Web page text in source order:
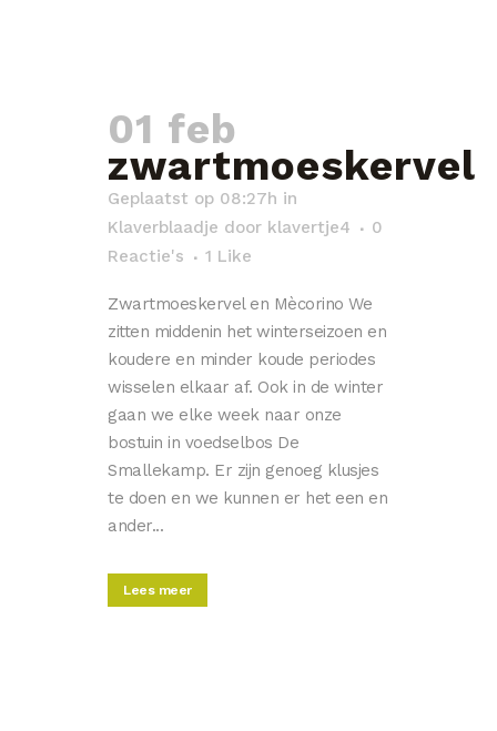
01 feb
zwartmoeskervel
Geplaatst op 08:27h in
Klaverblaadje door klavertje4
0
Reactie's
1 Like
Zwartmoeskervel en Mècorino We
zitten middenin het winterseizoen en
koudere en minder koude periodes
wisselen elkaar af. Ook in de winter
gaan we elke week naar onze
bostuin in voedselbos De
Smallekamp. Er zijn genoeg klusjes
te doen en we kunnen er het een en
ander...
Lees meer